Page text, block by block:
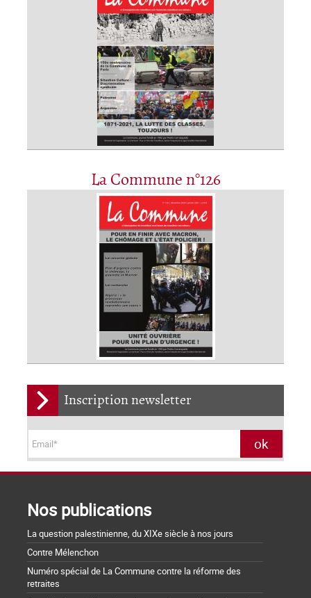
La Commune n°126
Inscription newsletter
Nos publications
La question palestinienne, du XIXe siècle à nos jours
Contre Mélenchon
Numéro spécial de La Commune contre la réforme des
retraites